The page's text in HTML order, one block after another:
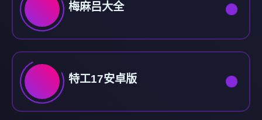
梅麻吕大全
特工17安卓版